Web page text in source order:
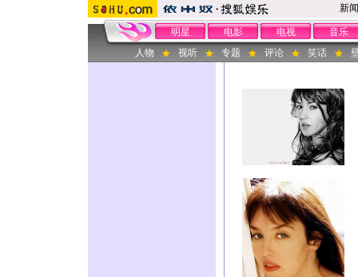
新闻
明星 电影 电视
音乐
人物
视听 专题 评论 笑话